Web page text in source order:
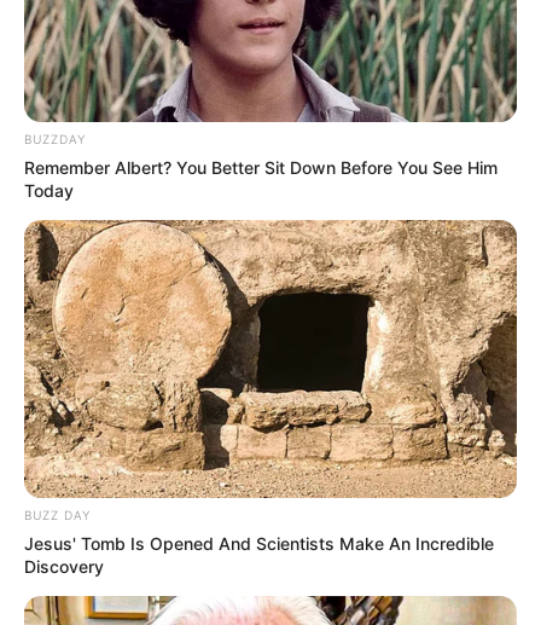
Kekejaman Khmer Merah,
Rezim Diktator yang
Menghabisi Nyawa
Rakyatnya
Kisah Kapal Padewakang,
Tanpa Mesin Mampu
Berlayar ke Australia
BUZZDAY
Remember Albert? You Better Sit Down Before You See Him
Today
BUZZ DAY
Jesus' Tomb Is Opened And Scientists Make An Incredible
Discovery